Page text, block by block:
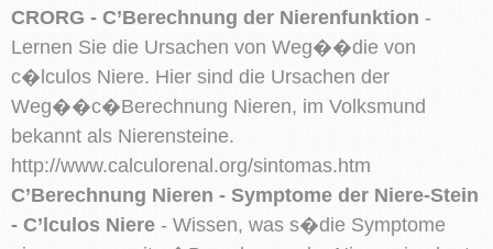
CRORG - C’Berechnung der Nierenfunktion -
Lernen Sie die Ursachen von Weg��die von
c�lculos Niere. Hier sind die Ursachen der
Weg��c�Berechnung Nieren, im Volksmund
bekannt als Nierensteine.
http://www.calculorenal.org/sintomas.htm
C’Berechnung Nieren - Symptome der Niere-Stein
- C’lculos Niere - Wissen, was s�die Symptome